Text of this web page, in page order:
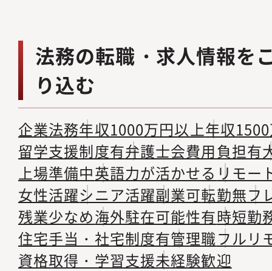
法務の転職・求人情報を
り込む
企業法務年収1000万円以上年収
留学支援制度有弁護士会費用負担有
上場準備中英語力が活かせる リモー
女性活躍シニア活躍副業可転勤無フ
残業少なめ海外駐在可能性有時短勤
住宅手当・社宅制度有管理職フルリ
資格取得・学習支援未経験歓迎